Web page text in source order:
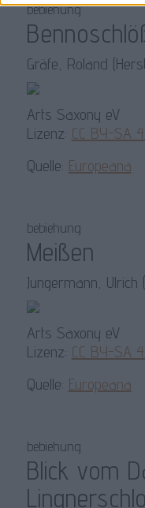
bebiehung
Gräfe, Roland
Arts Saxony eV
Lizenz: CC BY-SA
Quelle: Europeana
bebiehung
Meißen
Jungermann, Ulrich
Arts Saxony eV
Lizenz: CC BY-SA
Quelle: Europeana
bebiehung
Blick vom